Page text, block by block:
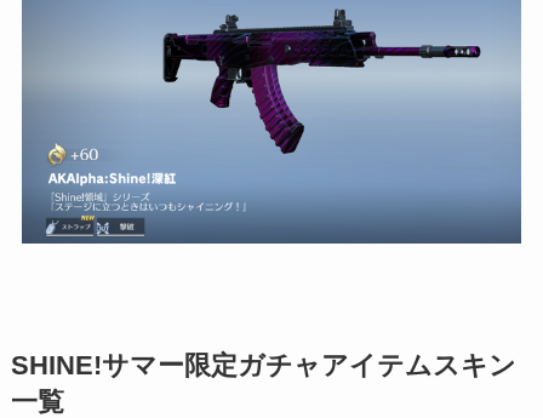
SHINE!サマー限定ガチャアイテムスキン
一覧